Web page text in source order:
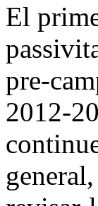
El
pre-
2012-